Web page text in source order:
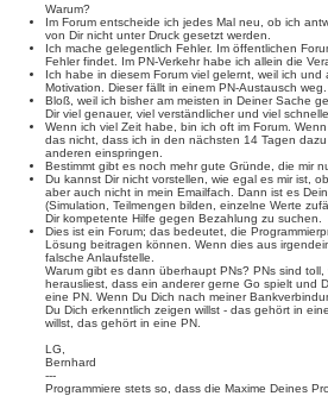
Warum?
Im Forum entscheide ich jedes Mal neu, ob ich
von Dir nicht unter Druck gesetzt werden.
Ich mache gelegentlich Fehler. Im öffentlichen
Fehler findet. Im PN-Verkehr habe ich allein die
Ich habe in diesem Forum viel gelernt, weil ich
Motivation. Dieser fällt in einem PN-Austausch weg.
Bloß, weil ich bisher am meisten in Deiner Sache
Dir viel genauer, viel verständlicher und viel
Wenn ich viel Zeit habe, bin ich oft im Forum.
das nicht, dass ich in den nächsten 14 Tagen
anderen einspringen.
Bestimmt gibt es noch mehr gute Gründe, die mir
Du kannst Dir nicht vorstellen, wie egal es mir ist,
aber auch nicht in mein Emailfach. Dann ist es
(Simulation, Teilmengen bilden, einzelne Werte
Dir kompetente Hilfe gegen Bezahlung zu suchen.
Dies ist ein Forum; das bedeutet, die
Lösung beitragen können. Wenn dies aus
falsche Anlaufstelle.
Warum gibt es dann überhaupt PNs? PNs sind
herausliest, dass ein anderer gerne Go spielt und
eine PN. Wenn Du Dich nach meiner
Du Dich erkenntlich zeigen willst - das gehört in
willst, das gehört in eine PN.
LG,
Bernhard
---
Programmiere stets so, dass die Maxime Deines